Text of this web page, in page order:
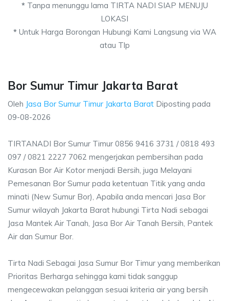
*Tanpa menunggu lama TIRTA NADI SIAP MENUJU
LOKASI
*Untuk Harga Borongan Hubungi Kami Langsung via WA
atau Tlp
Bor Sumur Timur Jakarta Barat
Oleh Jasa Bor Sumur Timur Jakarta Barat Diposting pada
09-08-2026
TIRTANADI Bor Sumur Timur 0856 9416 3731 / 0818 493
097 / 0821 2227 7062 mengerjakan pembersihan pada
Kurasan Bor Air Kotor menjadi Bersih, juga Melayani
Pemesanan Bor Sumur pada ketentuan Titik yang anda
minati (New Sumur Bor), Apabila anda mencari Jasa Bor
Sumur wilayah Jakarta Barat hubungi Tirta Nadi sebagai
Jasa Mantek Air Tanah, Jasa Bor Air Tanah Bersih, Pantek
Air dan Sumur Bor.
Tirta Nadi Sebagai Jasa Sumur Bor Timur yang memberikan
Prioritas Berharga sehingga kami tidak sanggup
mengecewakan pelanggan sesuai kriteria air yang bersih